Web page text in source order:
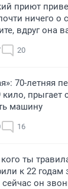
приют
ничего о
вдруг она
20
70-летняя
кило,
машину
16
кого ты
к 22 годам
он